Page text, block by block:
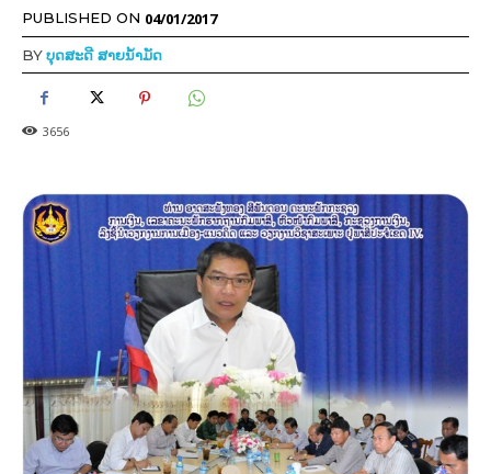
PUBLISHED ON 04/01/2017
BYບຸດສະດີ ສາຍນ້ຳມັດ
3656